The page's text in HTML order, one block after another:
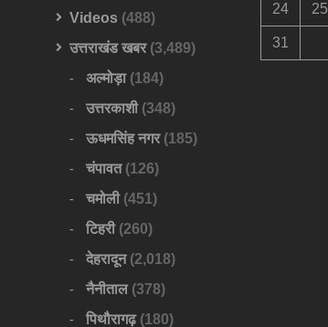
Videos (488)
उत्तराखंड खबर(3,489)
अल्मोड़ा(184)
उत्तरकाशी(348)
ऊधमसिंह नगर(185)
चंपावत(126)
चमोली(451)
टिहरी(260)
देहरादून(2,018)
नैनीताल(378)
पिथौरागढ़(180)
24 25
31